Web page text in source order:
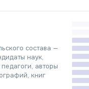
состава —
наук,
авторы
книг